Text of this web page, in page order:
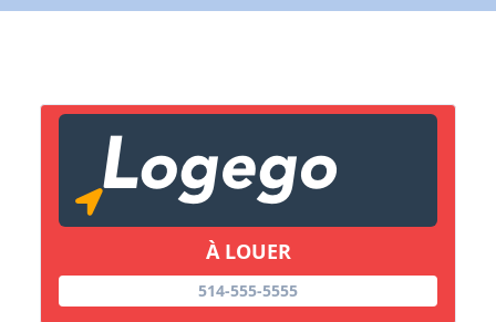
À LOUER
514-555-5555
Lien vers inscription (sera inclus dans courriel)
Copier lien
X Fermer Envoyez
X Fermer